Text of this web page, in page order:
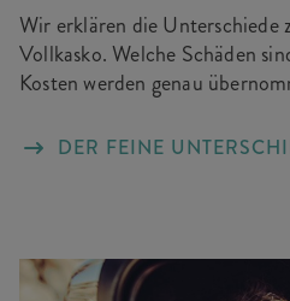
Wir erklären die Unterschiede
Vollkasko. Welche Schäden
Kosten werden genau
DER FEINE